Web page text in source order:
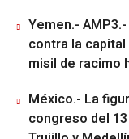
Yemen.-
contra la
misil de racimo
México.- La
congreso del